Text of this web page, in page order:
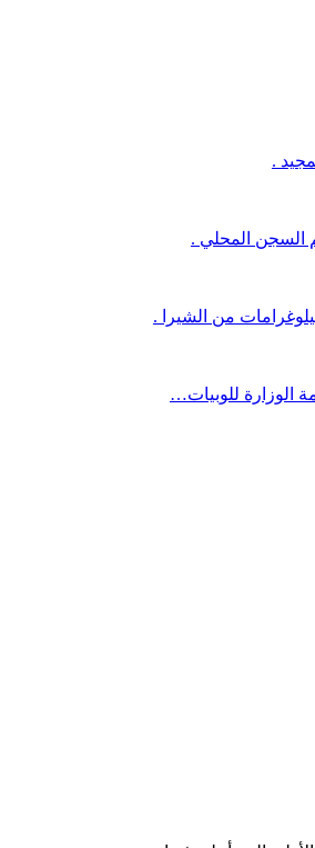
.
السجن المحلي .
الوزارة للوبيات…